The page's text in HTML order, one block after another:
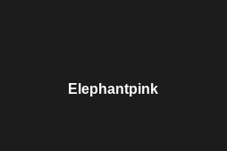
Elephantpink